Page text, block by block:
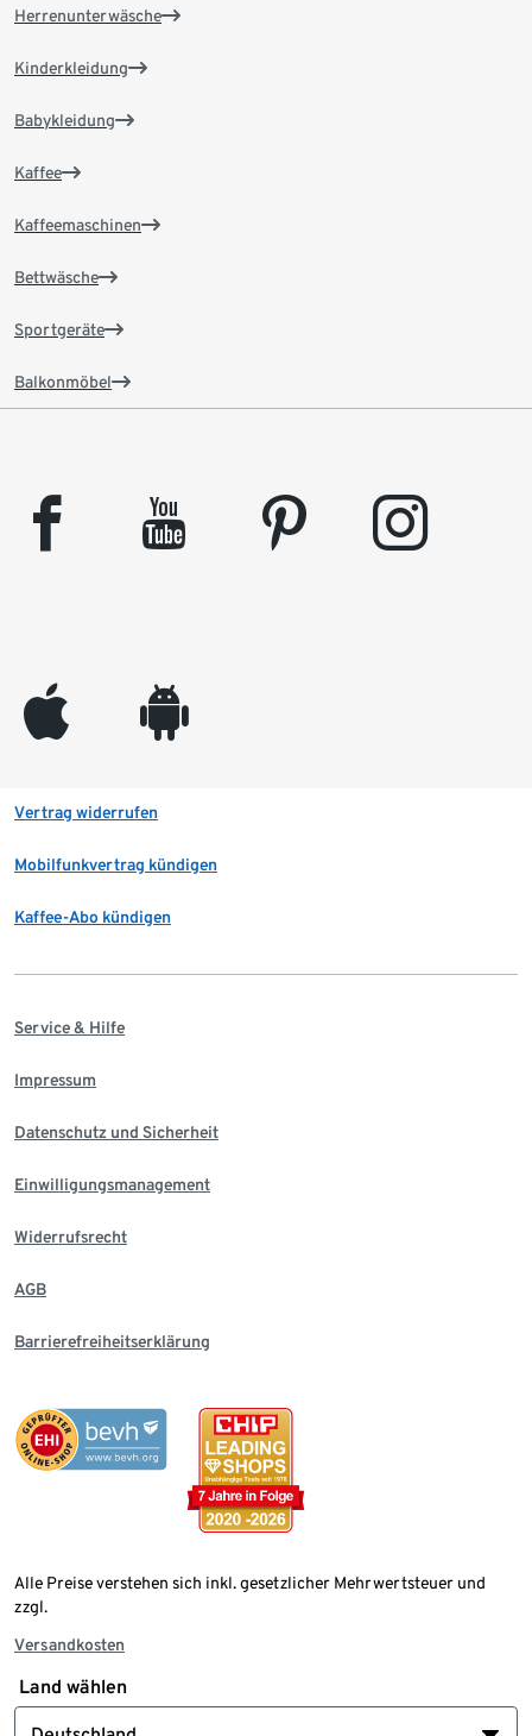
Herrenunterwäsche
Kinderkleidung
Babykleidung
Kaffee
Kaffeemaschinen
Bettwäsche
Sportgeräte
Balkonmöbel
facebook youtube pinterest instagram
appleinc android
Vertrag widerrufen
Mobilfunkvertrag kündigen
Kaffee-Abo kündigen
Service & Hilfe
Impressum
Datenschutz und Sicherheit
Einwilligungsmanagement
Widerrufsrecht
AGB
Barrierefreiheitserklärung
Alle Preise verstehen sich inkl. gesetzlicher Mehrwertsteuer und
zzgl.
Versandkosten
Land wählen